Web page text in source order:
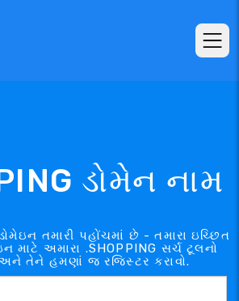
ડોમેન નામ
તમારી પહોંચમાં છે - તમારા ઇચ્છિત
માટે અમારા .SHOPPING સર્ચ ટૂલનો
તેને હમણાં જ રજિસ્ટર કરાવો.